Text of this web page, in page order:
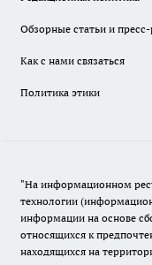
Обзорные статьи и
Как с нами связаться
Политика этики
"На информационном
технологии
информации на основе
относящихся к
находящихся на